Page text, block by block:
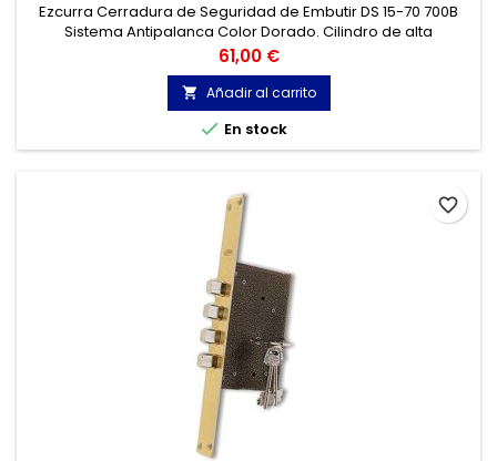
Ezcurra Cerradura de Seguridad de Embutir DS 15-70 700B
Sistema Antipalanca Color Dorado. Cilindro de alta
seguridad con perfil europeo. Protección frontal antitaladro
por pasadores de acero templado.
Precio
61,00 €
 Añadir al carrito
 En stock
favorite_border